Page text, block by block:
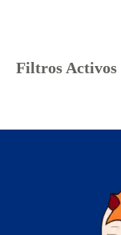
Filtros Activos